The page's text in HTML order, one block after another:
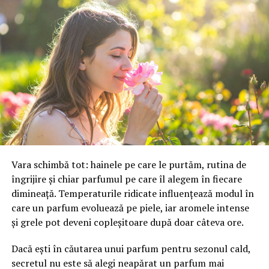
Sabrini Exclusive Diamondsa ales să susțină Serenity
Golf Cup ca Gold Sponsor pentru că regăsește în acest
turneu aceleași principii care îi ghidează activitatea:
disciplină, rafinament, atenție la fiecare detaliu și
respect pentru munca susținută necesară performanței.
Ca producător român de bijuterie fină cu diamante
naturale, Sabrini pornește de la ideea că valoarea reală
nu apare din întâmplare, ci se construiește prin pasiune,
Acest principiu se regăsește în fiecare piesă realizată în
atelierul propriu, unde rigoarea aplicată este identică.
Momentele esențiale, marcate
verighete Sabrini
Vara schimbă tot: hainele pe care le purtăm, rutina de
îngrijire și chiar parfumul pe care îl alegem în fiecare
dimineață. Temperaturile ridicate influențează modul în
care un parfum evoluează pe piele, iar aromele intense
și grele pot deveni copleșitoare după doar câteva ore.
Dacă ești în căutarea unui parfum pentru sezonul cald,
secretul nu este să alegi neapărat un parfum mai